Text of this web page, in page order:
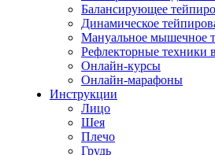
Балансирующее
Динамическое
Мануальное мышечное
Рефлекторные техники
Онлайн-курсы
Онлайн-марафоны
Инструкции
Лицо
Шея
Плечо
Грудь